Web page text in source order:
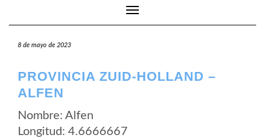
Cambiar modo de navegación
8 de mayo de 2023
PROVINCIA ZUID-HOLLAND –
ALFEN
Nombre: Alfen
Longitud: 4.6666667